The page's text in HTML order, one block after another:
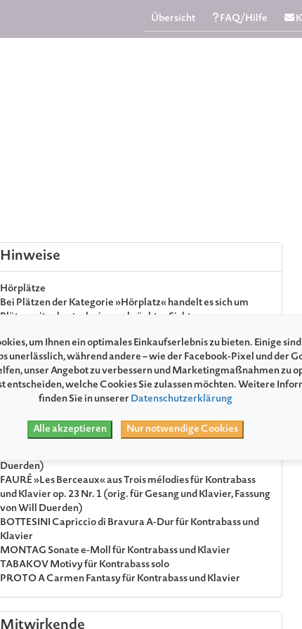
Übersicht FAQ/Hilfe
Hinweise
Hörplätze
Bei Plätzen der Kategorie »Hörplatz« handelt es sich um
Plätze mit sehr stark eingeschränkter Sicht.
Programm
Deux mélodies hébraïques für Kontrabass und
Duerden)
SCHUMANNAdagio und Allegro As-Dur für Kontrabass und
Duerden)
FAURÉ»Les Berceaux« aus Trois mélodies für Kontrabass
und Klavier op. 23 Nr. 1 (orig. für Gesang und Klavier, Fassung
von Will Duerden)
BOTTESINICapriccio di Bravura A-Dur für Kontrabass und
Klavier
MONTAGSonate e-Moll für Kontrabass und Klavier
TABAKOV Motivy für Kontrabass solo
PROTOA Carmen Fantasy für Kontrabass und Klavier
um Ihnen ein optimales Einkaufserlebnis zu bieten. Einige
unerlässlich, während andere – wie der Facebook-Pixel und der
unser Angebot zu verbessern und Marketingmaßnahmen zu
entscheiden, welche Cookies Sie zulassen möchten. Weitere
finden Sie in unserer Datenschutzerklärung
Alle akzeptieren Nur notwendige Cookies